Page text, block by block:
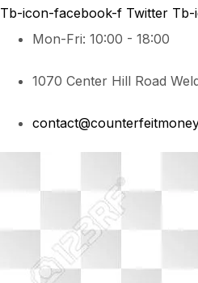
Tb-icon-facebook-f Twitter Tb-
Mon-Fri: 10:00 - 18:00
1070 Center Hill Road